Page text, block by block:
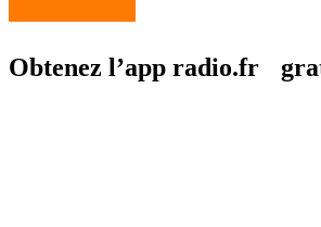
Obtenez l’app radio.fr